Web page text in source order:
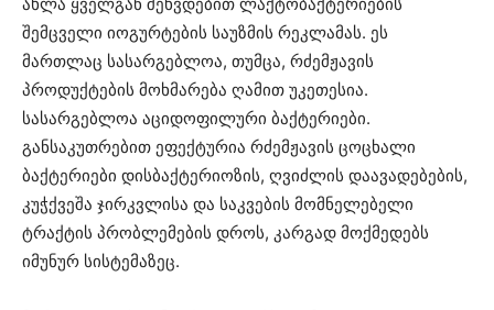
შემცველი იოგურტების საუზმის რეკლამას. ეს
მართლაც სასარგებლოა, თუმცა, რძემჟავის
პროდუქტების მოხმარება ღამით უკეთესია.
სასარგებლოა აციდოფილური ბაქტერიები.
განსაკუთრებით ეფექტურია რძემჟავის ცოცხალი
ბაქტერიები დისბაქტერიოზის, ღვიძლის დაავადებების,
კუჭქვეშა ჯირკვლისა და საკვების მომნელებელი
ტრაქტის პრობლემების დროს, კარგად მოქმედებს
იმუნურ სისტემაზეც.